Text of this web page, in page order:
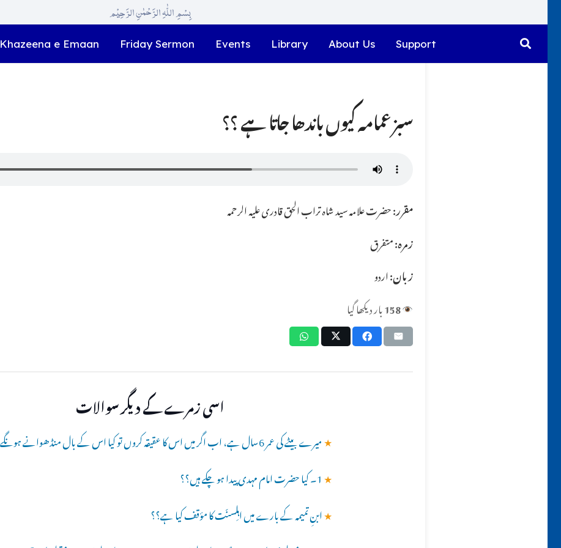
بِسْمِ اللّٰہِ الرَّحْمٰنِ الرَّحِیْم
Khazeena e Emaan Friday Sermon Events Library About Us Support
سبز عمامہ کیوں باندھا جاتا ہے ؟؟
مقرر:حضرت علامہ سید شاہ تراب الحق قادری علیہ الرحمہ
زمرہ:متفرق
زبان:اردو
158بار دیکھا گیا
اسی زمرے کے دیگر سوالات
★میرے بیٹے کی عمر 6سال ہے، اب اگر میں اس کا عقیقہ کروں تو کیا اس کے بال منڈھوانے ہونگے؟؟
★1۔ کیا حضرت امام مہدی پیدا ہو چکے ہیں؟؟
★ابنِ تمیمہ کے بارے میں اہلِسنّت کا مؤقف کیا ہے؟؟